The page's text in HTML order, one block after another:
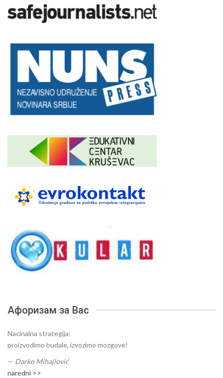
Афоризам за Вас
Nacinalna strategija:
proizvodimo budale, izvozimo mozgove!
— Darko Mihajlović
naredni >>